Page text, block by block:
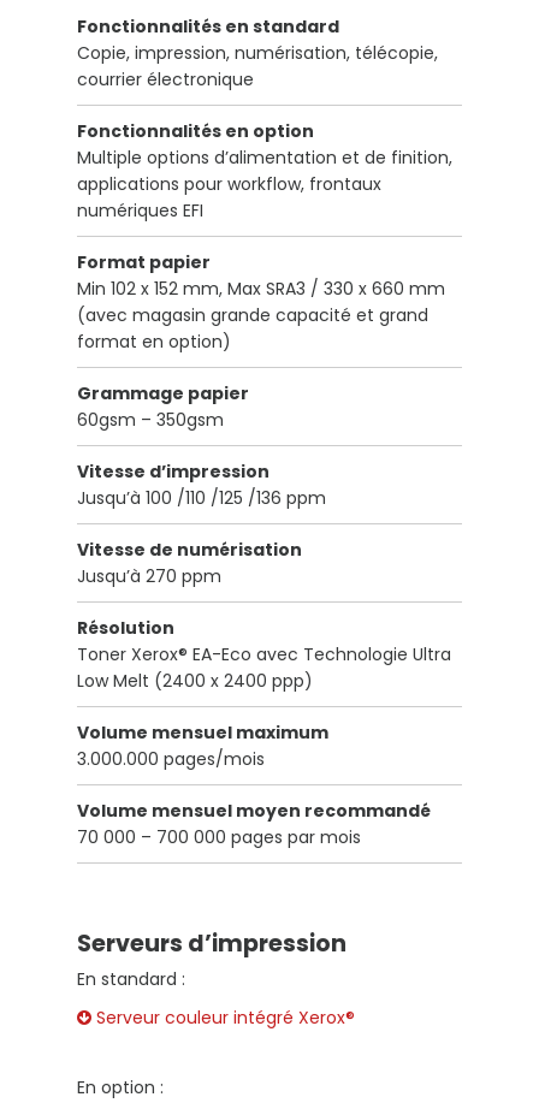
Fonctionnalités en standard
Copie, impression, numérisation, télécopie,
courrier électronique
Fonctionnalités en option
Multiple options d’alimentation et de finition,
applications pour workflow, frontaux
numériques EFI
Format papier
Min 102 x 152 mm, Max SRA3 / 330 x 660 mm
(avec magasin grande capacité et grand
format en option)
Grammage papier
60gsm – 350gsm
Vitesse d’impression
Jusqu’à 100 /110 /125 /136 ppm
Vitesse de numérisation
Jusqu’à 270 ppm
Résolution
Toner Xerox® EA-Eco avec Technologie Ultra
Low Melt (2400 x 2400 ppp)
Volume mensuel maximum
3.000.000 pages/mois
Volume mensuel moyen recommandé
70 000 – 700 000 pages par mois
Serveurs d’impression
En standard :
Serveur couleur intégré Xerox®
En option :